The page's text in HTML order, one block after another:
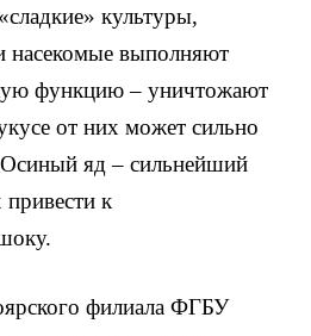
культуры,
насекомые выполняют
функцию – уничтожают
от них может сильно
Осиный яд – сильнейший
привести к
филиала ФГБУ